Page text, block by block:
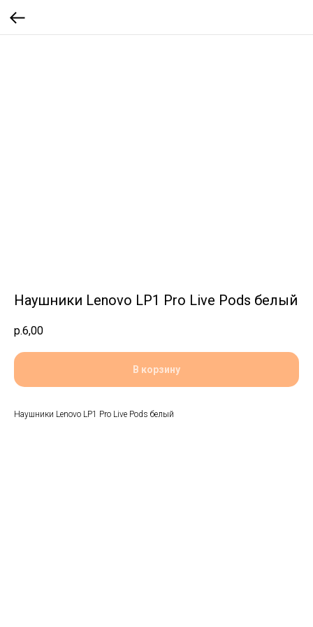
Наушники Lenovo LP1 Pro Live Pods белый
р.6,00
В корзину
Наушники Lenovo LP1 Pro Live Pods белый